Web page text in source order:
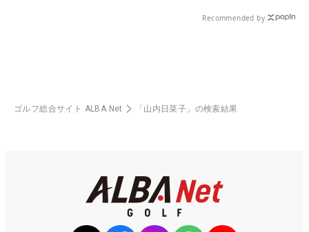
Recommended by
ゴルフ総合サイト ALBA Net 「山内日菜子」の検索結果